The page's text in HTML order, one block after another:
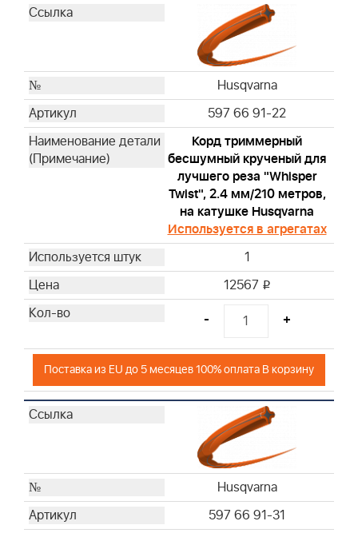
Husqvarna
597 66 91-22
Корд триммерный
бесшумный крученый для
лучшего реза "Whisper
Twist", 2.4 мм/210 метров,
на катушке Husqvarna
Используется в агрегатах
1
12567 i
- +
Поставка из EU до 5 месяцев 100% оплата В корзину
Husqvarna
597 66 91-31